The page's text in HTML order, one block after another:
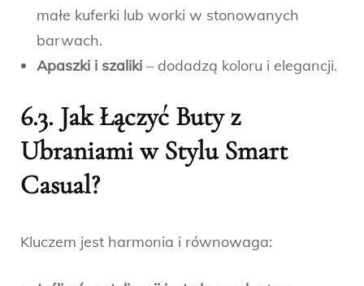
małe kuferki lub worki w stonowanych
barwach.
Apaszki i szaliki – dodadzą koloru i elegancji.
6.3. Jak Łączyć Buty z
Ubraniami w Stylu Smart
Casual?
Kluczem jest harmonia i równowaga: